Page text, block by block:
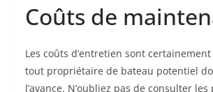
Coûts de
Les coûts d’entretien sont
tout propriétaire de bateau potentiel
l’avance. N’oubliez pas de consulter les